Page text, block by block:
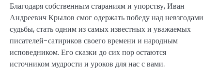
Благодаря собственным стараниям и упорству, Иван
Андреевич Крылов смог одержать победу над невзгодами
судьбы, стать одним из самых известных и уважаемых
писателей-сатириков своего времени и народным
исповедником. Его сказки до сих пор остаются
источником мудрости и уроков для нас с вами.